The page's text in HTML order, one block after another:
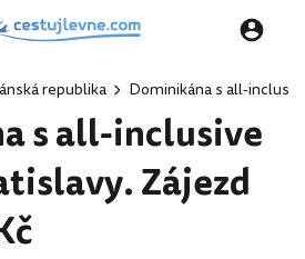
republika Dominikána s all-
s all-inclusive
Zájezd